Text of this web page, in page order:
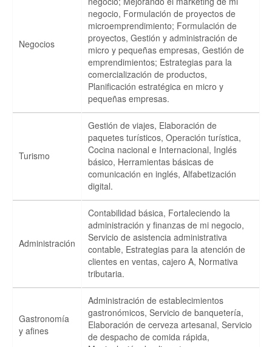
Negocios
negocio, Formulación de proyectos de
microemprendimiento; Formulación de
proyectos, Gestión y administración de
micro y pequeñas empresas, Gestión de
emprendimientos; Estrategias para la
comercialización de productos,
Planificación estratégica en micro y
pequeñas empresas.
Turismo
Gestión de viajes, Elaboración de
paquetes turísticos, Operación turística,
Cocina nacional e Internacional, Inglés
básico, Herramientas básicas de
comunicación en inglés, Alfabetización
digital.
Administración
Contabilidad básica, Fortaleciendo la
administración y finanzas de mi negocio,
Servicio de asistencia administrativa
contable, Estrategias para la atención de
clientes en ventas, cajero A, Normativa
tributaria.
Gastronomía
y afines
Administración de establecimientos
gastronómicos, Servicio de banquetería,
Elaboración de cerveza artesanal, Servicio
de despacho de comida rápida,